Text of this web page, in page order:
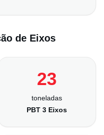
de Eixos
23
toneladas
PBT 3 Eixos